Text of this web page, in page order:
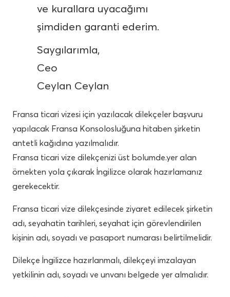
ve kurallara uyacağımı
şimdiden garanti ederim.
Saygılarımla,
Ceo
Ceylan Ceylan
Fransa ticari vizesi için yazılacak dilekçeler başvuru
yapılacak Fransa Konsolosluğuna hitaben şirketin
antetli kağıdına yazılmalıdır.
Fransa ticari vize dilekçenizi üst bolumde.yer alan
örnekten yola çıkarak İngilizce olarak hazırlamanız
gerekecektir.
Fransa ticari vize dilekçesinde ziyaret edilecek şirketin
adı, seyahatin tarihleri, seyahat için görevlendirilen
kişinin adı, soyadı ve pasaport numarası belirtilmelidir.
Dilekçe İngilizce hazırlanmalı, dilekçeyi imzalayan
yetkilinin adı, soyadı ve unvanı belgede yer almalıdır.